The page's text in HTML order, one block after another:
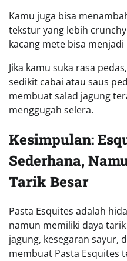
Kamu juga bisa
tekstur yang lebih
kacang mete bisa
Jika kamu suka rasa
sedikit cabai atau saus
membuat salad jagung
menggugah selera.
Kesimpulan:
Sederhana,
Tarik Besar
Pasta Esquites adalah
namun memiliki daya
jagung, kesegaran sayur,
membuat Pasta Esquites